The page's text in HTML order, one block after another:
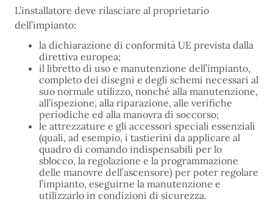
L’installatore deve rilasciare al proprietario
dell’impianto:
la dichiarazione di conformità UE prevista dalla
direttiva europea;
il libretto di uso e manutenzione dell’impianto,
completo dei disegni e degli schemi necessari al
suo normale utilizzo, nonché alla manutenzione,
all’ispezione, alla riparazione, alle verifiche
periodiche ed alla manovra di soccorso;
le attrezzature e gli accessori speciali essenziali
(quali, ad esempio, i tastierini da applicare al
quadro di comando indispensabili per lo
sblocco, la regolazione e la programmazione
delle manovre dell’ascensore) per poter regolare
l’impianto, eseguirne la manutenzione e
utilizzarlo in condizioni di sicurezza.